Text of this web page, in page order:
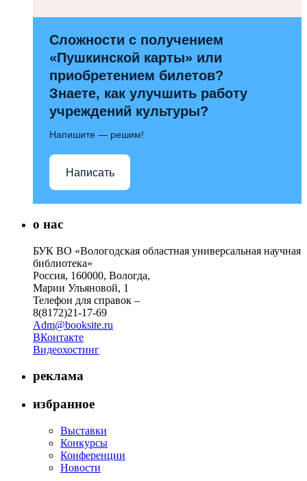
Сложности с получением
«Пушкинской карты» или
приобретением билетов?
Знаете, как улучшить работу
учреждений культуры?
Напишите — решим!
Написать
о нас
БУК ВО «Вологодская областная универсальная научная
библиотека»
Россия, 160000, Вологда,
Марии Ульяновой, 1
Телефон для справок –
8(8172)21-17-69
Adm@booksite.ru
ВКонтакте
Видеохостинг
реклама
избранное
Выставки
Конкурсы
Конференции
Новости